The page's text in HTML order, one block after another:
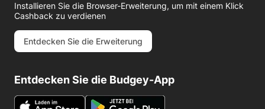
Installieren Sie die Browser-Erweiterung, um mit einem Klick
Cashback zu verdienen
Entdecken Sie die Erweiterung
Entdecken Sie die Budgey-App